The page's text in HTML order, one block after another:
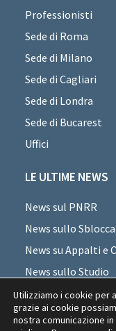
Professionisti
Sede di Roma
Sede di Milano
Sede di Cagliari
Sede di Londra
Sede di Bucarest
Uffici
LE ULTIME NEWS
News sul PNRR
News sullo
News su Appalti e
News sullo Studio
News sui
News di settore
Utilizziamo i cookie per
grazie ai cookie
nostra comunicazione